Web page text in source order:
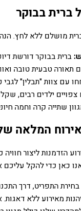
ברית בבוקר
ברית מושלם ללא לחץ.
ברית בבוקר דורשת
טבעית טובה
עם צוות "תבלין"
ילדים רבים,
שתייה קרה וחמה
המלאה
הזדמנות ליצור
כאן כדי להקל
התפריט, דרך
מאירוע ללא